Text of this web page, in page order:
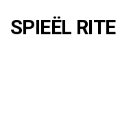
SPIEËL RITE